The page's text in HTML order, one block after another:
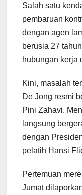
Salah satu
pembaruan
dengan agen
berusia 27
hubungan kerja
Kini, masalah
De Jong resmi
Pini Zahavi.
langsung
dengan
pelatih Hansi
Pertemuan
Jumat